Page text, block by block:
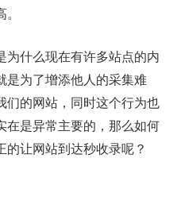
为什么现在有许多站点的内
是为了增添他人的采集难
们的网站，同时这个行为也
在是异常主要的，那么如何
的让网站到达秒收录呢？